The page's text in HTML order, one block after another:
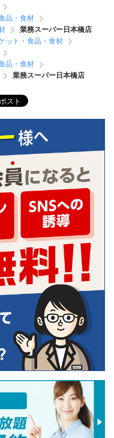
品・食材
業務スーパー日本橋店
ット・食品・食材
品・食材
業務スーパー日本橋店